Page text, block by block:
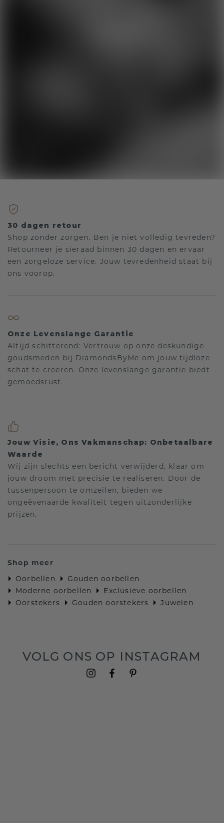
30 dagen retour
Shop zonder zorgen. Ben je niet volledig tevreden?
Retourneer je sieraad binnen 30 dagen en ervaar
een zorgeloze service. Jouw tevredenheid staat bij
ons voorop.
Onze Levenslange Garantie
Altijd schitterend: Vertrouw op onze deskundige
goudsmeden bij DiamondsByMe om jouw tijdloze
schat te creëren. Onze levenslange garantie biedt
gemoedsrust.
Jouw Visie, Ons Vakmanschap: Onbetaalbare
Waarde
Wij zijn slechts een bericht verwijderd, klaar om
jouw droom met precisie te realiseren. Door de
tussenpersoon te omzeilen, bieden we
ongeëvenaarde kwaliteit tegen uitzonderlijke
prijzen.
Shop meer
Oorbellen
Gouden oorbellen
Moderne oorbellen
Exclusieve oorbellen
Oorstekers
Gouden oorstekers Juwelen
VOLG ONS OP INSTAGRAM